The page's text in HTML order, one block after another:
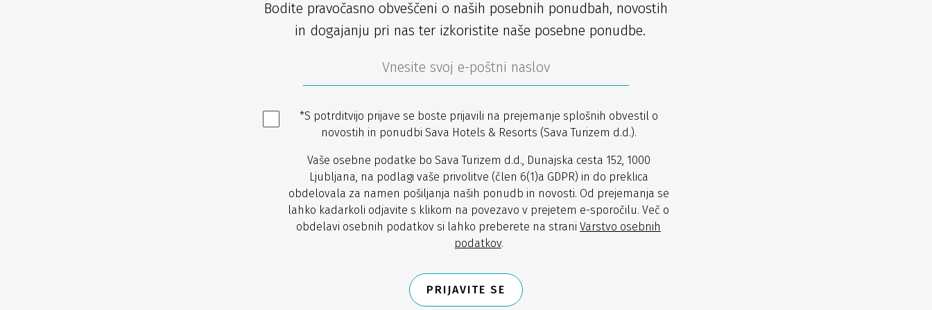
Bodite pravočasno obveščeni o naših posebnih ponudbah, novostih
in dogajanju pri nas ter izkoristite naše posebne ponudbe.
*S potrditvijo prijave se boste prijavili na prejemanje splošnih obvestil o
novostih in ponudbi Sava Hotels & Resorts (Sava Turizem d.d.).
Vaše osebne podatke bo Sava Turizem d.d., Dunajska cesta 152, 1000
Ljubljana, na podlagi vaše privolitve (člen 6(1)a GDPR) in do preklica
obdelovala za namen pošiljanja naših ponudb in novosti. Od prejemanja se
lahko kadarkoli odjavite s klikom na povezavo v prejetem e-sporočilu. Več o
obdelavi osebnih podatkov si lahko preberete na strani Varstvo osebnih
podatkov.
PRIJAVITE SE